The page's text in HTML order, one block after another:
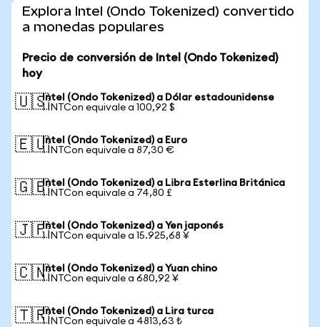
Explora Intel (Ondo Tokenized) convertido
a monedas populares
Precio de conversión de Intel (Ondo Tokenized)
hoy
🇺🇸Intel (Ondo Tokenized) a Dólar estadounidense
1 INTCon equivale a 100,92 $
🇪🇺Intel (Ondo Tokenized) a Euro
1 INTCon equivale a 87,30 €
🇬🇧Intel (Ondo Tokenized) a Libra Esterlina Británica
1 INTCon equivale a 74,80 £
🇯🇵Intel (Ondo Tokenized) a Yen japonés
1 INTCon equivale a 15.925,68 ¥
🇨🇳Intel (Ondo Tokenized) a Yuan chino
1 INTCon equivale a 680,92 ¥
🇹🇷Intel (Ondo Tokenized) a Lira turca
1 INTCon equivale a 4813,63 ₺